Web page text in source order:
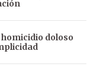
doloso